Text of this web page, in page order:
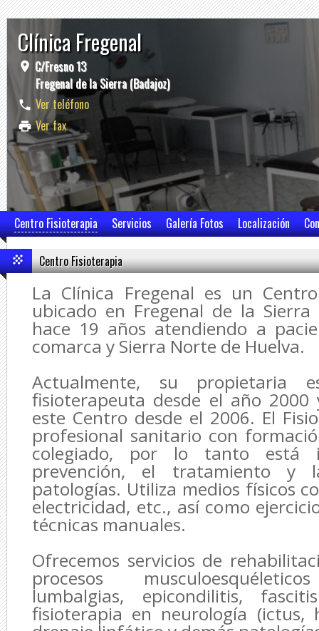
Clínica Fregenal
C/Fresno 13
Fregenal de la Sierra (Badajoz)
Ver teléfono
Ver fax
Centro Fisioterapia Servicios Galería Fotos Localización
Centro Fisioterapia
La Clínica Fregenal es un
ubicado en Fregenal de la
hace 19 años atendiendo a
comarca y Sierra Norte de Huelva.
Actualmente, su propietaria
fisioterapeuta desde el año
este Centro desde el 2006. El
profesional sanitario con
colegiado, por lo tanto está
prevención, el tratamiento y
patologías. Utiliza medios físicos
electricidad, etc., así como
técnicas manuales.
Ofrecemos servicios de
procesos
lumbalgias, epicondilitis,
fisioterapia en neurología (ictus,